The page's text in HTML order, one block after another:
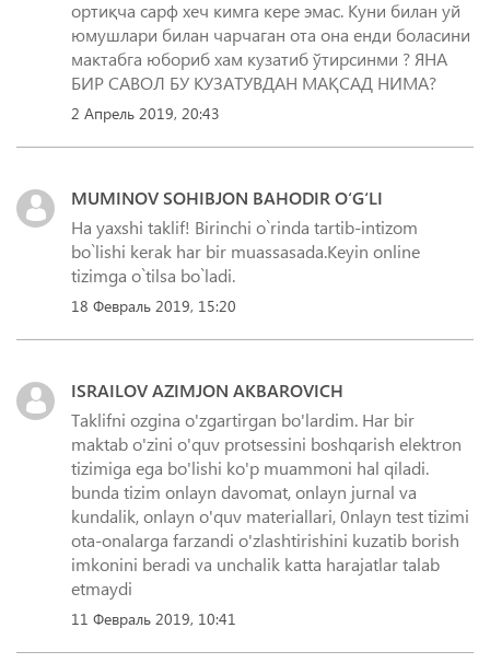
ортиқча сарф хеч кимга кере эмас. Куни билан уй
юмушлари билан чарчаган ота она енди боласини
мактабга юбориб хам кузатиб ўтирсинми ? ЯНА
БИР САВОЛ БУ КУЗАТУВДАН МАҚСАД НИМА?
2 Апрель 2019, 20:43
MUMINOV SOHIBJON BAHODIR O‘G‘LI
Ha yaxshi taklif! Birinchi o`rinda tartib-intizom
bo`lishi kerak har bir muassasada.Keyin online
tizimga o`tilsa bo`ladi.
18 Февраль 2019, 15:20
ISRAILOV AZIMJON AKBAROVICH
Taklifni ozgina o'zgartirgan bo'lardim. Har bir
maktab o'zini o'quv protsessini boshqarish elektron
tizimiga ega bo'lishi ko'p muammoni hal qiladi.
bunda tizim onlayn davomat, onlayn jurnal va
kundalik, onlayn o'quv materiallari, 0nlayn test tizimi
ota-onalarga farzandi o'zlashtirishini kuzatib borish
imkonini beradi va unchalik katta harajatlar talab
11 Февраль 2019, 10:41